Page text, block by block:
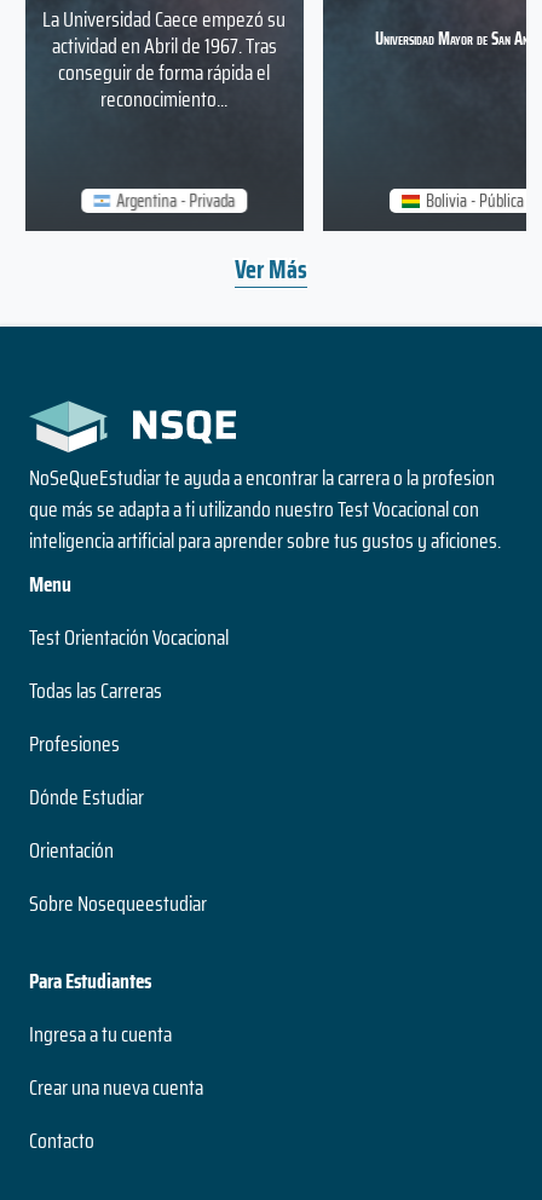
Argentina - Privada
La Universidad Caece empezó su
actividad en Abril de 1967. Tras
conseguir de forma rápida el
reconocimiento...
Bolivia - Pública
Universidad Mayor de San
Ver Más
NoSeQueEstudiar te ayuda a encontrar la carrera o la profesion
que más se adapta a ti utilizando nuestro Test Vocacional con
inteligencia artificial para aprender sobre tus gustos y aficiones.
Menu
Test Orientación Vocacional
Todas las Carreras
Profesiones
Dónde Estudiar
Orientación
Sobre Nosequeestudiar
Para Estudiantes
Ingresa a tu cuenta
Crear una nueva cuenta
Contacto